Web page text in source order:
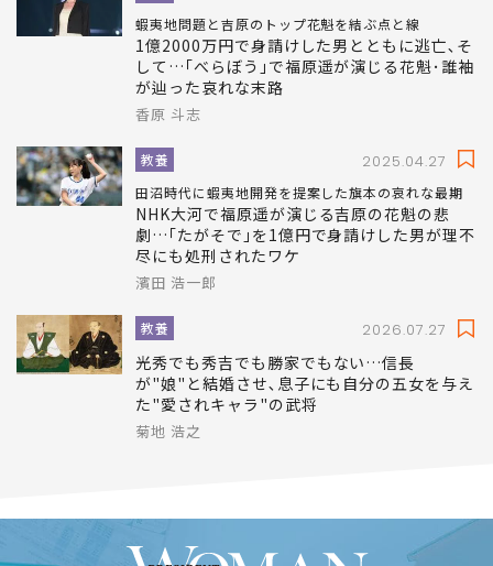
蝦夷地問題と吉原のトップ花魁を結ぶ点と線
1億2000万円で身請けした男とともに逃亡､そ
して…｢べらぼう｣で福原遥が演じる花魁･誰袖
が辿った哀れな末路
香原 斗志
教養 2025.04.27
田沼時代に蝦夷地開発を提案した旗本の哀れな最期
NHK大河で福原遥が演じる吉原の花魁の悲
劇…｢たがそで｣を1億円で身請けした男が理不
尽にも処刑されたワケ
濱田 浩一郎
教養 2026.07.27
光秀でも秀吉でも勝家でもない…信長
が"娘"と結婚させ､息子にも自分の五女を与え
た"愛されキャラ"の武将
菊地 浩之